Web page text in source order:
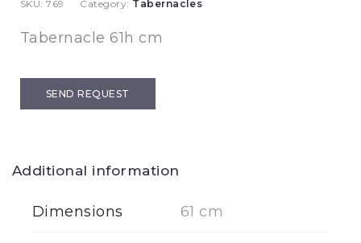
SKU:769 Category: Tabernacles
Tabernacle 61h cm
SEND REQUEST
Additional information
Dimensions 61 cm